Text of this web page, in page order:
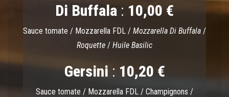
Di Buffala : 10,00 €
Sauce tomate / Mozzarella FDL / Mozzarella Di Buffala /
Roquette / Huile Basilic
Gersini : 10,20 €
Sauce tomate / Mozzarella FDL / Champignons /